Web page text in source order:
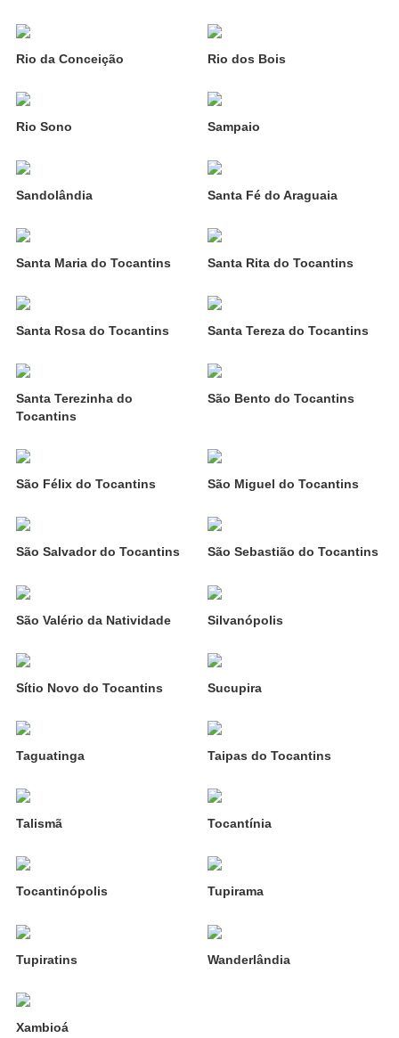
Rio da Conceição Rio dos Bois
Rio Sono Sampaio
Sandolândia Santa Fé do Araguaia
Santa Maria do Tocantins Santa Rita do Tocantins
Santa Rosa do Tocantins Santa Tereza do Tocantins
Santa Terezinha do
Tocantins
São Bento do Tocantins
São Félix do Tocantins São Miguel do Tocantins
São Salvador do Tocantins São Sebastião do Tocantins
São Valério da Natividade Silvanópolis
Sítio Novo do Tocantins Sucupira
Taguatinga Taipas do Tocantins
Talismã Tocantínia
Tocantinópolis Tupirama
Tupiratins Wanderlândia
Xambioá